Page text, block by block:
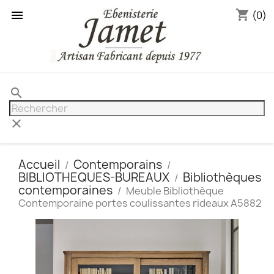
 shopping_cart (0)
search
clear
Accueil
Contemporains
BIBLIOTHEQUES-BUREAUX
Bibliothèques
contemporaines
Meuble Bibliothèque
Contemporaine portes coulissantes rideaux A5882